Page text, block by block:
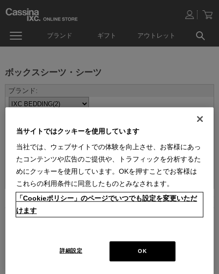
ブランド ギフト アウトレット
ボックスシーツ・シーツ
並べ替え：
2件あります
当サイトではクッキーを使用しています
当社では、ウェブサイトでの体験を向上させ、お客様にあっ
たコンテンツや広告のご提供や、トラフィックを分析するた
めにクッキーを使用しています。OKを押すことでお客様は
これらの利用条件に同意したものとみなされます。
「Cookieポリシー」のページでいつでも設定を変更いただ
けます
OK
詳細設定